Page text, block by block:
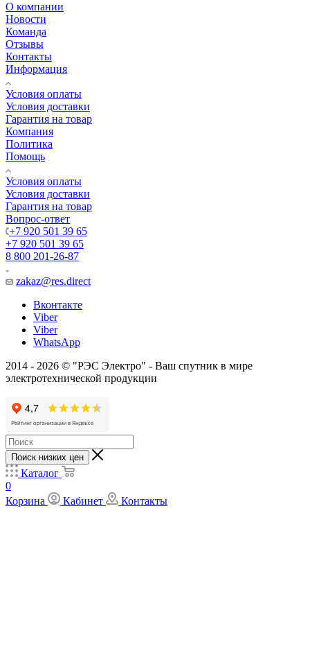
О компании
Новости
Команда
Отзывы
Контакты
Информация
Условия оплаты
Условия доставки
Гарантия на товар
Компания
Политика
Помощь
Условия оплаты
Условия доставки
Гарантия на товар
Вопрос-ответ
+7 920 501 39 65
+7 920 501 39 65
8 800 201-26-87
zakaz@res.direct
Вконтакте
Viber
Viber
WhatsApp
2014 - 2026 © "РЭС Электро" - Ваш спутник в мире
электротехнической продукции
Поиск низких цен
Каталог
0
Корзина
Кабинет Контакты